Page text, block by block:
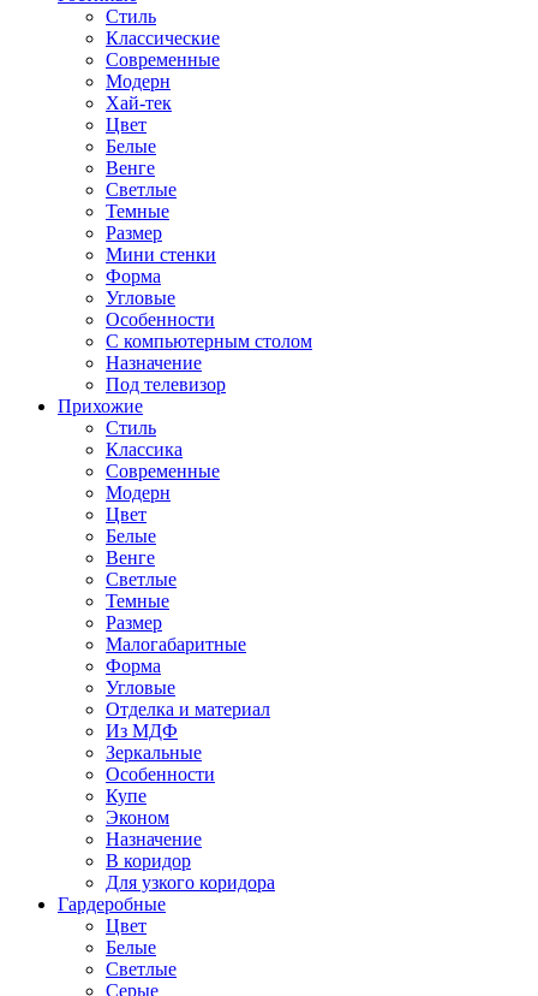
Стиль
Классические
Современные
Модерн
Хай-тек
Цвет
Белые
Венге
Светлые
Темные
Размер
Мини стенки
Форма
Угловые
Особенности
С компьютерным столом
Назначение
Под телевизор
Прихожие
Стиль
Классика
Современные
Модерн
Цвет
Белые
Венге
Светлые
Темные
Размер
Малогабаритные
Форма
Угловые
Отделка и материал
Из МДФ
Зеркальные
Особенности
Купе
Эконом
Назначение
В коридор
Для узкого коридора
Гардеробные
Цвет
Белые
Светлые
Серые